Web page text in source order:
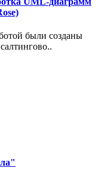
были созданы